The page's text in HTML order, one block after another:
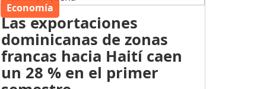
Economía
Las exportaciones
dominicanas de zonas
francas hacia Haití caen
un 28 % en el primer